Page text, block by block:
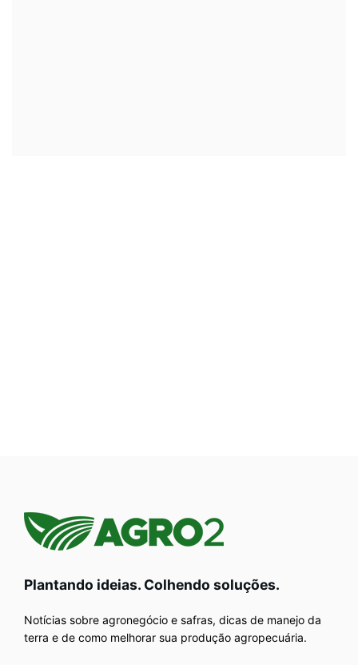
Plantando ideias. Colhendo soluções.
Notícias sobre agronegócio e safras, dicas de manejo da
terra e de como melhorar sua produção agropecuária.